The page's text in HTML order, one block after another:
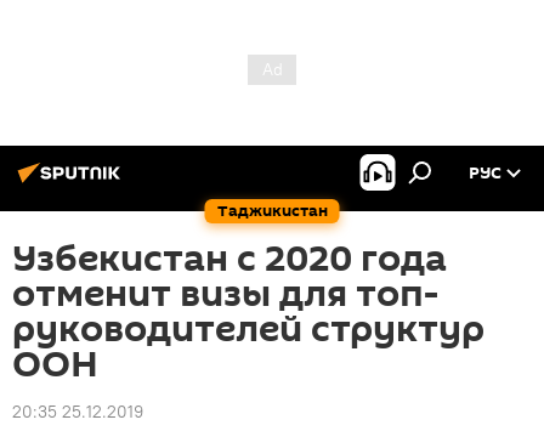
Таджикистан
РУС
Узбекистан с 2020 года
отменит визы для топ-
руководителей структур
ООН
20:35 25.12.2019